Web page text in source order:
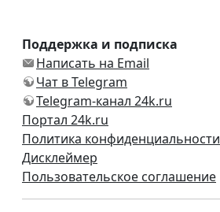
Поддержка и подписка
Написать на Email
Чат в Telegram
Telegram-канал 24k.ru
Портал 24k.ru
Политика конфиденциальности
Дисклеймер
Пользовательское соглашение